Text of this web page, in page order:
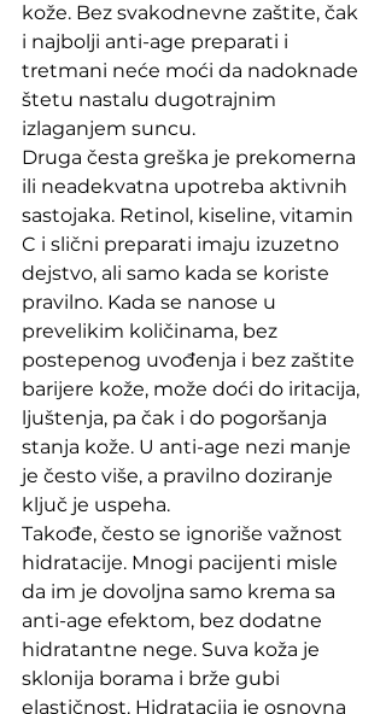
kože. Bez svakodnevne zaštite, čak
i najbolji anti-age preparati i
tretmani neće moći da nadoknade
štetu nastalu dugotrajnim
izlaganjem suncu.
Druga česta greška je prekomerna
ili neadekvatna upotreba aktivnih
sastojaka. Retinol, kiseline, vitamin
C i slični preparati imaju izuzetno
dejstvo, ali samo kada se koriste
pravilno. Kada se nanose u
prevelikim količinama, bez
postepenog uvođenja i bez zaštite
barijere kože, može doći do iritacija,
ljuštenja, pa čak i do pogoršanja
stanja kože. U anti-age nezi manje
je često više, a pravilno doziranje
ključ je uspeha.
Takođe, često se ignoriše važnost
hidratacije. Mnogi pacijenti misle
da im je dovoljna samo krema sa
anti-age efektom, bez dodatne
hidratantne nege. Suva koža je
sklonija borama i brže gubi
elastičnost. Hidratacija je osnovna